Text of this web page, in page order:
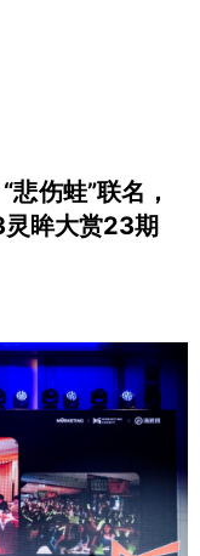
伤蛙”联名，
眸大赏23期